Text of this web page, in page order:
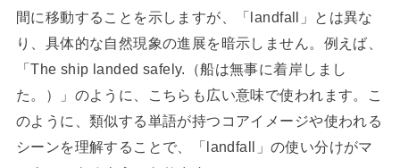
間に移動することを示しますが、「landfall」とは異な
り、具体的な自然現象の進展を暗示しません。例えば、
「The ship landed safely.（船は無事に着岸しまし
た。）」のように、こちらも広い意味で使われます。こ
のように、類似する単語が持つコアイメージや使われる
シーンを理解することで、「landfall」の使い分けがマ